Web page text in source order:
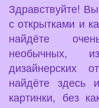
Здравствуйте!
с открытками и
найдёте
необычных,
дизайнерских
найдёте здесь
картинки, без